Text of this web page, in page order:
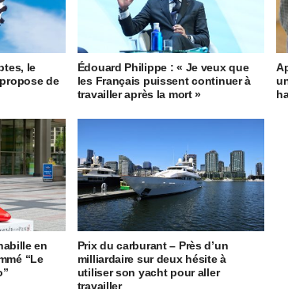
le
de
Édouard Philippe : « Je veux que
les Français puissent continuer à
travailler après la mort »
en
“Le
Prix du carburant – Près d’un
milliardaire sur deux hésite à
utiliser son yacht pour aller
travailler